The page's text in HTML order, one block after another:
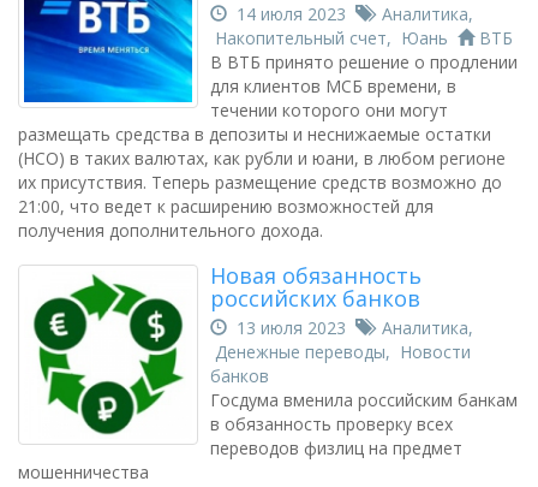
14 июля 2023 Аналитика,
Накопительный счет, Юань
ВТБ
В ВТБ принято решение о продлении
для клиентов МСБ времени, в
течении которого они могут
размещать средства в депозиты и неснижаемые остатки
(НСО) в таких валютах, как рубли и юани, в любом регионе
их присутствия. Теперь размещение средств возможно до
21:00, что ведет к расширению возможностей для
получения дополнительного дохода.
Новая обязанность
российских банков
13 июля 2023 Аналитика,
Денежные переводы, Новости
банков
Госдума вменила российским банкам
в обязанность проверку всех
переводов физлиц на предмет
мошенничества